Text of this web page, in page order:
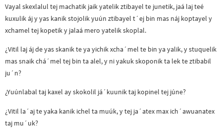
Vayal skexlalul tej machatik jaik yatelik ztibayel te junetik, jaá laj teé
kuxulik áj y yas kanik stojolik yuún ztibayel t´ej bin mas náj koptayel y
xchamel tej kopetik y jalaá mero yatelik skoplal.
¿Vitil laj áj de yas skanik te ya yichik xcha´mel te bin ya yalik, y stuquelik
mas snaik chá´mel tej bin ta alel, y ni yakuk skoponik ta lek te ztibabil
ju´n?
¿Yuúnlabal taj kaxel ay skokolil já´kuunik taj kopinel tej júne?
¿Vitil la´aj te yaka kanik ichel ta muúk, y tej ja´atex max ich´awuanatex
taj mu´uk?